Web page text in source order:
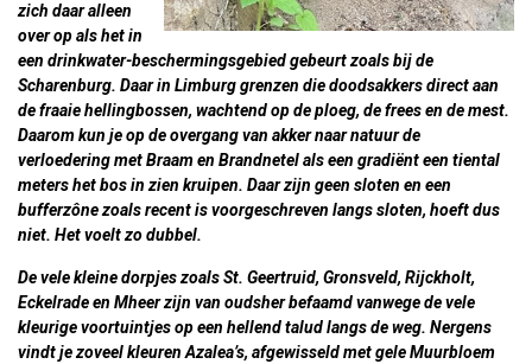
zich daar alleen
over op als het in
een drinkwater-beschermingsgebied gebeurt zoals bij de
Scharenburg. Daar in Limburg grenzen die doodsakkers direct aan
de fraaie hellingbossen, wachtend op de ploeg, de frees en de mest.
Daarom kun je op de overgang van akker naar natuur de
verloedering met Braam en Brandnetel als een gradiënt een tiental
meters het bos in zien kruipen. Daar zijn geen sloten en een
bufferzône zoals recent is voorgeschreven langs sloten, hoeft dus
niet. Het voelt zo dubbel.
De vele kleine dorpjes zoals St. Geertruid, Gronsveld, Rijckholt,
Eckelrade en Mheer zijn van oudsher befaamd vanwege de vele
kleurige voortuintjes op een hellend talud langs de weg. Nergens
vindt je zoveel kleuren Azalea’s, afgewisseld met gele Muurbloem